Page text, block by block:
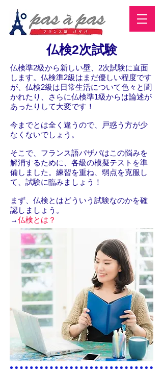
仏検2次試験
仏検準2級から新しい壁、2次試験に直面
します。仏検準2級はまだ優しい程度です
が、仏検2級は日常生活について色々と聞
かれたり、さらに仏検準1級からは論述が
あったりして大変です！
今までとは全く違うので、戸惑う方が少
なくないでしょう。
そこで、フランス語パザパはこの悩みを
解消するために、各級の模擬テストを準
備しました。練習を重ね、弱点を克服し
て、試験に臨みましょう！
まず、仏検とはどういう試験なのかを確
認しましょう。
​→仏検とは？